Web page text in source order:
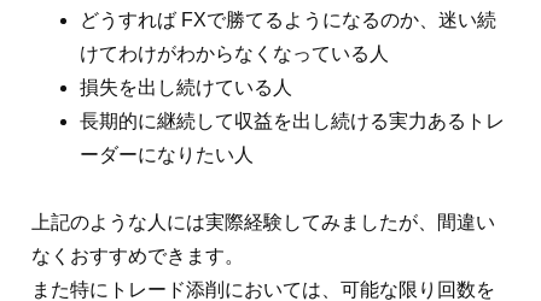
どうすれば FXで勝てるようになるのか、迷い続
けてわけがわからなくなっている人
損失を出し続けている人
長期的に継続して収益を出し続ける実力あるトレ
ーダーになりたい人
上記のような人には実際経験してみましたが、間違い
なくおすすめできます。
また特にトレード添削においては、可能な限り回数を